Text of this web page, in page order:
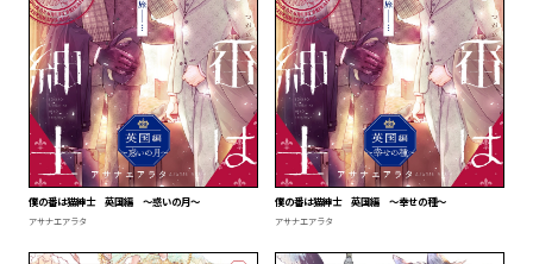
僕の番は猫紳士 英国編 ～惑いの月～
アサナエアラタ
僕の番は猫紳士 英国編 ～幸せの種～
アサナエアラタ